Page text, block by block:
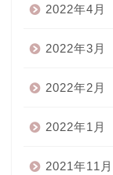
2022年4月
2022年3月
2022年2月
2022年1月
2021年11月